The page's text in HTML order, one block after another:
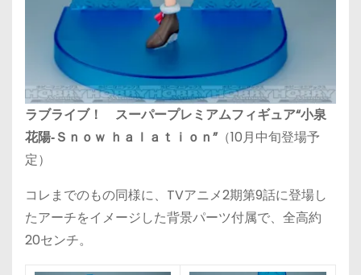
ラブライブ！ スーパープレミアムフィギュア“小泉
花陽‐Ｓｎｏｗ ｈａｌａｔｉｏｎ”（10月中旬登場予
定）
コレまでのもの同様に、TVアニメ2期第9話に登場し
たアーチをイメージした背景パーツ付属で、全高約
20センチ。